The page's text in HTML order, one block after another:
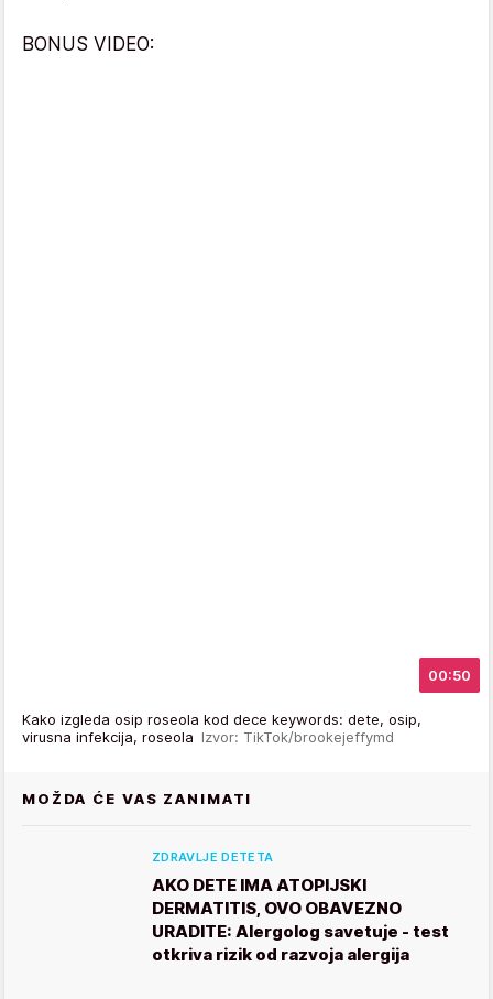
BONUS VIDEO:
00:50
Kako izgleda osip roseola kod dece keywords: dete, osip,
virusna infekcija, roseola Izvor: TikTok/brookejeffymd
MOŽDA ĆE VAS ZANIMATI
ZDRAVLJE DETETA
AKO DETE IMA ATOPIJSKI
DERMATITIS, OVO OBAVEZNO
URADITE: Alergolog savetuje - test
otkriva rizik od razvoja alergija